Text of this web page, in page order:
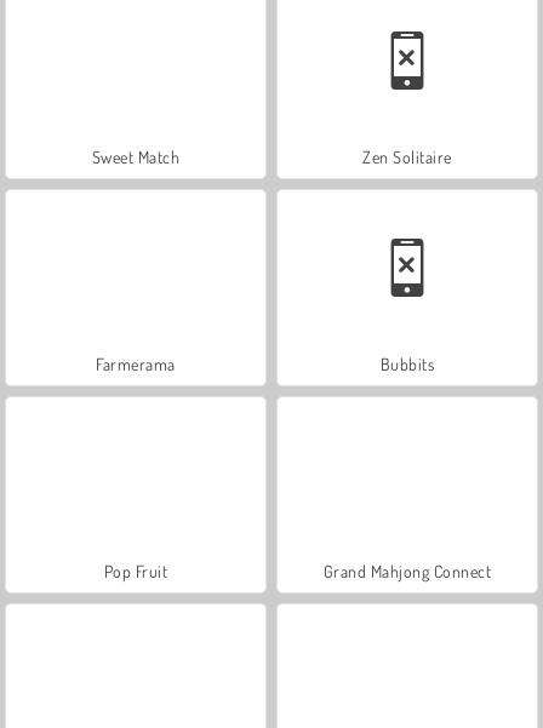
Sweet Match Zen Solitaire
Farmerama Bubbits
Pop Fruit Grand Mahjong Connect